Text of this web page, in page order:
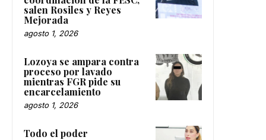
salen Rosiles y Reyes
Mejorada
agosto 1, 2026
Lozoya se ampara contra
proceso por lavado
mientras FGR pide su
encarcelamiento
agosto 1, 2026
Todo el poder